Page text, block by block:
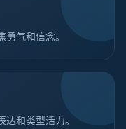
气和信念。
和类型活力。